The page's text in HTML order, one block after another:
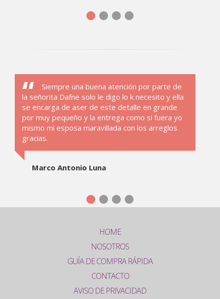
Siempre una buena atención por parte de
la señorita Dafne solo le digo lo k necesito y ella
se encarga de aser de este detalle en grande
por muy pequeño y la entrega como si fuera yo
mismo mi esposa maravillada con los arreglos
gracias.
Marco Antonio Luna
HOME
NOSOTROS
GUÍA DE COMPRA RÁPIDA
CONTACTO
AVISO DE PRIVACIDAD